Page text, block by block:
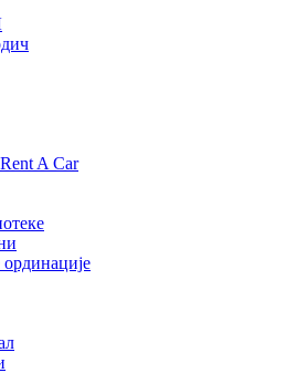
A Car